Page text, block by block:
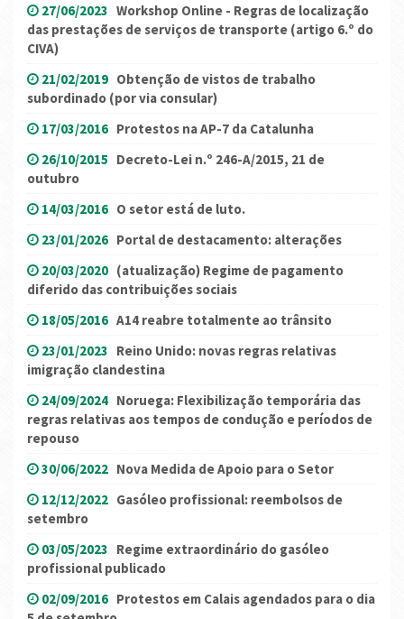
27/06/2023 Workshop Online - Regras de localização
das prestações de serviços de transporte (artigo 6.º do
CIVA)
21/02/2019 Obtenção de vistos de trabalho
subordinado (por via consular)
17/03/2016 Protestos na AP-7 da Catalunha
26/10/2015 Decreto-Lei n.º 246-A/2015, 21 de
outubro
14/03/2016 O setor está de luto.
23/01/2026 Portal de destacamento: alterações
20/03/2020 (atualização) Regime de pagamento
diferido das contribuições sociais
18/05/2016 A14 reabre totalmente ao trânsito
23/01/2023 Reino Unido: novas regras relativas
imigração clandestina
24/09/2024 Noruega: Flexibilização temporária das
regras relativas aos tempos de condução e períodos de
repouso
30/06/2022 Nova Medida de Apoio para o Setor
12/12/2022 Gasóleo profissional: reembolsos de
setembro
03/05/2023 Regime extraordinário do gasóleo
profissional publicado
02/09/2016 Protestos em Calais agendados para o dia